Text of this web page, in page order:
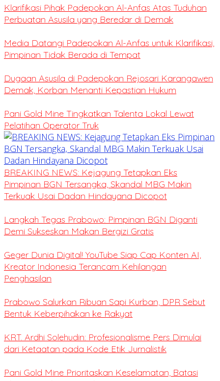
Klarifikasi Pihak Padepokan Al-Anfas Atas Tuduhan
Perbuatan Asusila yang Beredar di Demak
Media Datangi Padepokan Al-Anfas untuk Klarifikasi,
Pimpinan Tidak Berada di Tempat
Dugaan Asusila di Padepokan Rejosari Karangawen
Demak, Korban Menanti Kepastian Hukum
Pani Gold Mine Tingkatkan Talenta Lokal Lewat
Pelatihan Operator Truk
BREAKING NEWS: Kejagung Tetapkan Eks
Pimpinan BGN Tersangka, Skandal MBG Makin
Terkuak Usai Dadan Hindayana Dicopot
Langkah Tegas Prabowo: Pimpinan BGN Diganti
Demi Sukseskan Makan Bergizi Gratis
Geger Dunia Digital! YouTube Siap Cap Konten AI,
Kreator Indonesia Terancam Kehilangan
Penghasilan
Prabowo Salurkan Ribuan Sapi Kurban, DPR Sebut
Bentuk Keberpihakan ke Rakyat
KRT. Ardhi Solehudin: Profesionalisme Pers Dimulai
dari Ketaatan pada Kode Etik Jurnalistik
Pani Gold Mine Prioritaskan Keselamatan, Batasi